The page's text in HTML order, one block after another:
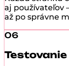
aj používateľov
až po správne
06